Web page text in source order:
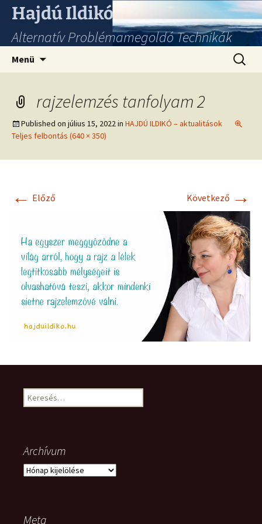
Hajdú Ildikó
Alternatív Problémamegoldó Technikák
Menü
rajzelemzés tanfolyam 2
Published on július 15, 2022in HAJDÚ ILDIKÓ – aktualitások
Teljes felbontás (640 × 350)
← Előző Következő →
Keresés:
Archívum
Archívum
Meta